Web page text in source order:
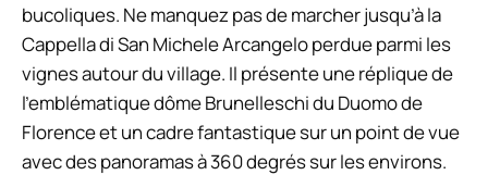
bucoliques. Ne manquez pas de marcher jusqu’à la
Cappella di San Michele Arcangelo perdue parmi les
vignes autour du village. Il présente une réplique de
l’emblématique dôme Brunelleschi du Duomo de
Florence et un cadre fantastique sur un point de vue
avec des panoramas à 360 degrés sur les environs.